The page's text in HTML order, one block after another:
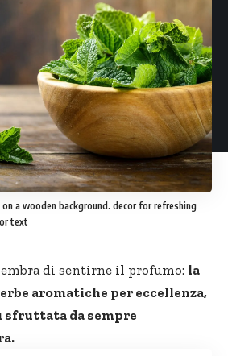
a wooden background. decor for refreshing
text
di sentirne il profumo: la
erbe aromatiche per eccellenza,
sfruttata da sempre